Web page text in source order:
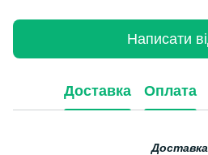
Написати
Доставка Оплата